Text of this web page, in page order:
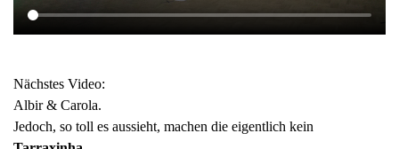
Nächstes Video:
Albir & Carola.
Jedoch, so toll es aussieht, machen die eigentlich kein